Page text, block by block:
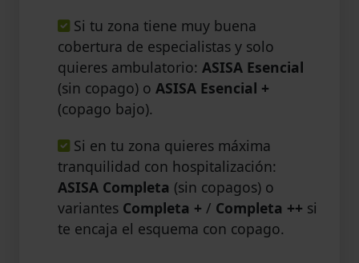
Si tu zona tiene muy buena
cobertura de especialistas y solo
quieres ambulatorio: ASISA Esencial
(sin copago) o ASISA Esencial +
(copago bajo).
Si en tu zona quieres máxima
tranquilidad con hospitalización:
ASISA Completa (sin copagos) o
variantes Completa + / Completa ++ si
te encaja el esquema con copago.